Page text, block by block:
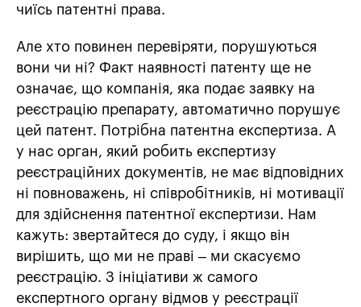
чиїсь патентні права.
Але хто повинен перевіряти, порушуються
вони чи ні? Факт наявності патенту ще не
означає, що компанія, яка подає заявку на
реєстрацію препарату, автоматично порушує
цей патент. Потрібна патентна експертиза. А
у нас орган, який робить експертизу
реєстраційних документів, не має відповідних
ні повноважень, ні співробітників, ні мотивації
для здійснення патентної експертизи. Нам
кажуть: звертайтеся до суду, і якщо він
вирішить, що ми не праві – ми скасуємо
реєстрацію. З ініціативи ж самого
експертного органу відмов у реєстрації